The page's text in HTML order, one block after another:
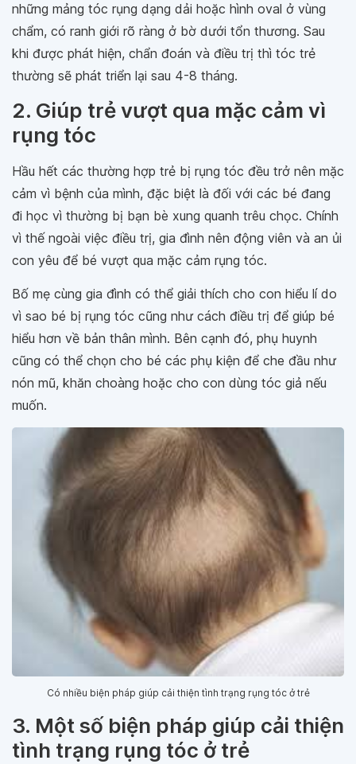
những mảng tóc rụng dạng dải hoặc hình oval ở vùng
chẩm, có ranh giới rõ ràng ở bờ dưới tổn thương. Sau
khi được phát hiện, chẩn đoán và điều trị thì tóc trẻ
thường sẽ phát triển lại sau 4-8 tháng.
2. Giúp trẻ vượt qua mặc cảm vì
rụng tóc
Hầu hết các thường hợp trẻ bị rụng tóc đều trở nên mặc
cảm vì bệnh của mình, đặc biệt là đối với các bé đang
đi học vì thường bị bạn bè xung quanh trêu chọc. Chính
vì thế ngoài việc điều trị, gia đình nên động viên và an ủi
con yêu để bé vượt qua mặc cảm rụng tóc.
Bố mẹ cùng gia đình có thể giải thích cho con hiểu lí do
vì sao bé bị rụng tóc cũng như cách điều trị để giúp bé
hiểu hơn về bản thân mình. Bên cạnh đó, phụ huynh
cũng có thể chọn cho bé các phụ kiện để che đầu như
nón mũ, khăn choàng hoặc cho con dùng tóc giả nếu
muốn.
Có nhiều biện pháp giúp cải thiện tình trạng rụng tóc ở trẻ
3. Một số biện pháp giúp cải thiện
tình trạng rụng tóc ở trẻ